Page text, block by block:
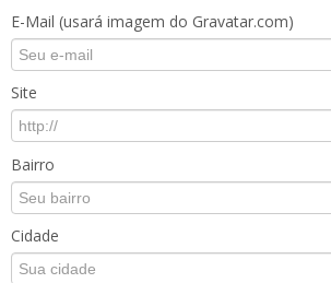
E-Mail (usará imagem do Gravatar.com)
Site
Bairro
Cidade